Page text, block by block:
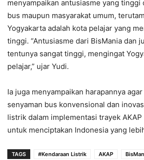
menyampaikan antusiasme yang tinggi
bus maupun masyarakat umum,
Yogyakarta adalah kota pelajar yang
tinggi. “Antusiasme dari BisMania dan
tentunya sangat tinggi, mengingat
pelajar,” ujar Yudi.
Ia juga menyampaikan harapannya
senyaman bus konvensional dan
listrik dalam implementasi trayek
untuk menciptakan Indonesia yang
TAGS #Kendaraan Listrik AKAP